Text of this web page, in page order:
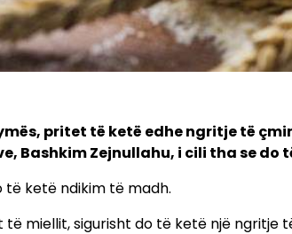
pritet të ketë edhe ngritje të
Bashkim Zejnullahu, i cili tha se do
të ketë ndikim të madh.
të miellit, sigurisht do të ketë një